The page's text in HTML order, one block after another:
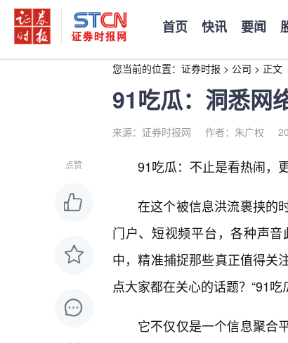
首页 快讯 要闻
您当前的位置： 证券时报 > 公司 > 正文
91吃瓜：洞悉网
来源：证券时报网 作者：朱广权
点赞 91吃瓜：不止是看热闹，
在这个被信息洪流裹挟的
门户、短视频平台，各种声
中，精准捕捉那些真正值得关
点大家都在关心的话题？“91吃
它不仅仅是一个信息聚合